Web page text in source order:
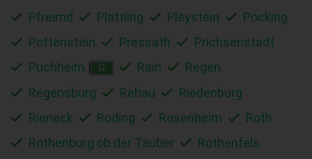
Pfreimd
Plattling Pleystein
Pocking
Pottenstein
Pressath
Prichsenstadt
Puchheim
R Rain
Regen
Regensburg
Rehau
Riedenburg
Rieneck
Roding Rosenheim
Roth
Rothenburg ob der Tauber
Rothenfels